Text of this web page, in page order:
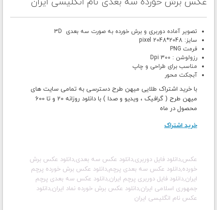
تصویر آماده دوربری و برش خورده به صورت سه بعدی 3D
سایز: 2048*2048 pixel
فرمت PNG
رزولوشن : 300 Dpi
مناسب برای طراحی و چاپ
آبجکت محور
با خرید اشتراک طلایی میهن طرح دسترسی به تمامی سایت های
میهن طرح ( گرافیک ، ویدیو و صدا ) با دانلود روزانه 20 و تا 600
محصول در ماه
خرید اشتراک
عکس,دانلود فایل دوربری,دانلود عکس سه بعدی,دانلود عکس برش
خورده,دانلود عکس سه بعدی پرچم,دانلود عکس برش خورده پرچم
ایران,دانلود فایل دوربری پرچم ایران,دانلود عکس سه بعدی پرچم
جمهوری اسلامی ایران,دانلود عکس برش خورده نماد ایران,دانلود
عکس نام انگلیسی ایران